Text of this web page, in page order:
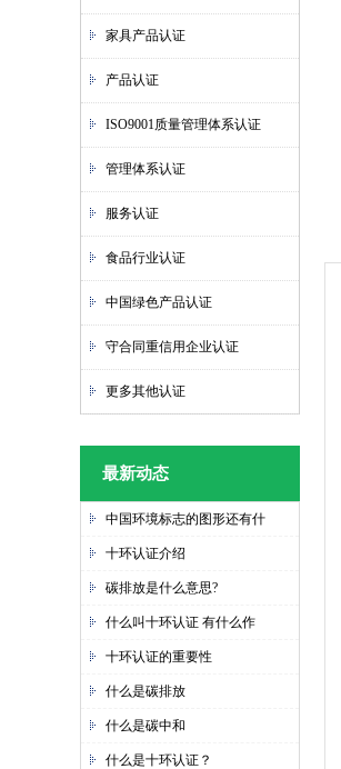
家具产品认证
产品认证
ISO9001质量管理体系认证
管理体系认证
服务认证
食品行业认证
中国绿色产品认证
守合同重信用企业认证
更多其他认证
最新动态
中国环境标志的图形还有什
十环认证介绍
碳排放是什么意思?
什么叫十环认证 有什么作
十环认证的重要性
什么是碳排放
什么是碳中和
什么是十环认证？